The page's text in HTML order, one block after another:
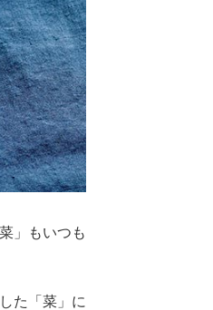
」もいつも
た「菜」に